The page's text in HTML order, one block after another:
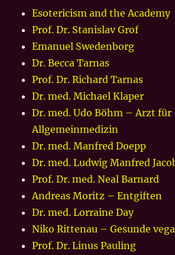
Esotericism and the Academy
Prof. Dr. Stanislav Grof
Emanuel Swedenborg
Dr. Becca Tarnas
Prof. Dr. Richard Tarnas
Dr. med. Michael Klaper
Dr. med. Udo Böhm – Arzt für
Allgemeinmedizin
Dr. med. Manfred Doepp
Dr. med. Ludwig Manfred
Prof. Dr. med. Neal Barnard
Andreas Moritz – Entgiften
Dr. med. Lorraine Day
Niko Rittenau – Gesunde
Prof. Dr. Linus Pauling